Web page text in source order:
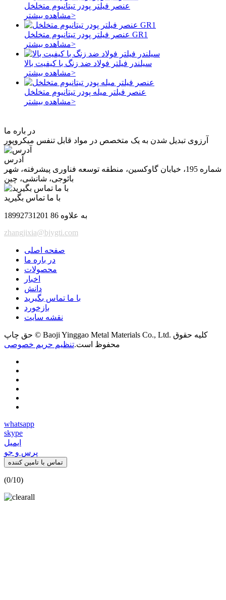
عنصر فیلتر پودر تیتانیوم متخلخل
مشاهده بیشتر>
عنصر فیلتر پودر تیتانیوم متخلخل GR1
مشاهده بیشتر>
سیلندر فیلتر فولاد ضد زنگ با کیفیت بالا
مشاهده بیشتر>
عنصر فیلتر میله پودر تیتانیوم متخلخل
مشاهده بیشتر>
در باره ما
آرزوی تبدیل شدن به یک متخصص در مواد قابل تنفس میکروپور
آدرس
شماره 195، خیابان گاوکسین، منطقه توسعه فناوری پیشرفته، شهر
بائوجی، شانشی، چین
با ما تماس بگیرید
به علاوه 86 18992731201
zhangjixia@bjygti.com
صفحه اصلی
در باره ما
محصولات
اخبار
دانش
با ما تماس بگیرید
بازخورد
نقشه سایت
حق چاپ © Baoji Yinggao Metal Materials Co., Ltd. کلیه حقوق
محفوظ است.تنظیم حریم خصوصی
whatsapp
skype
ایمیل
پرس و جو
تماس با تامین کننده
(0/10)